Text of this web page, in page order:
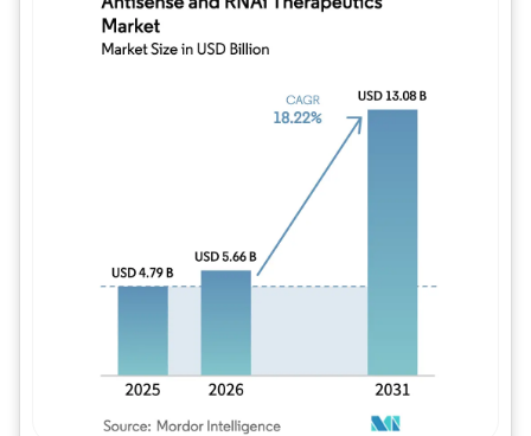
Image © Mordor Intelligence. La